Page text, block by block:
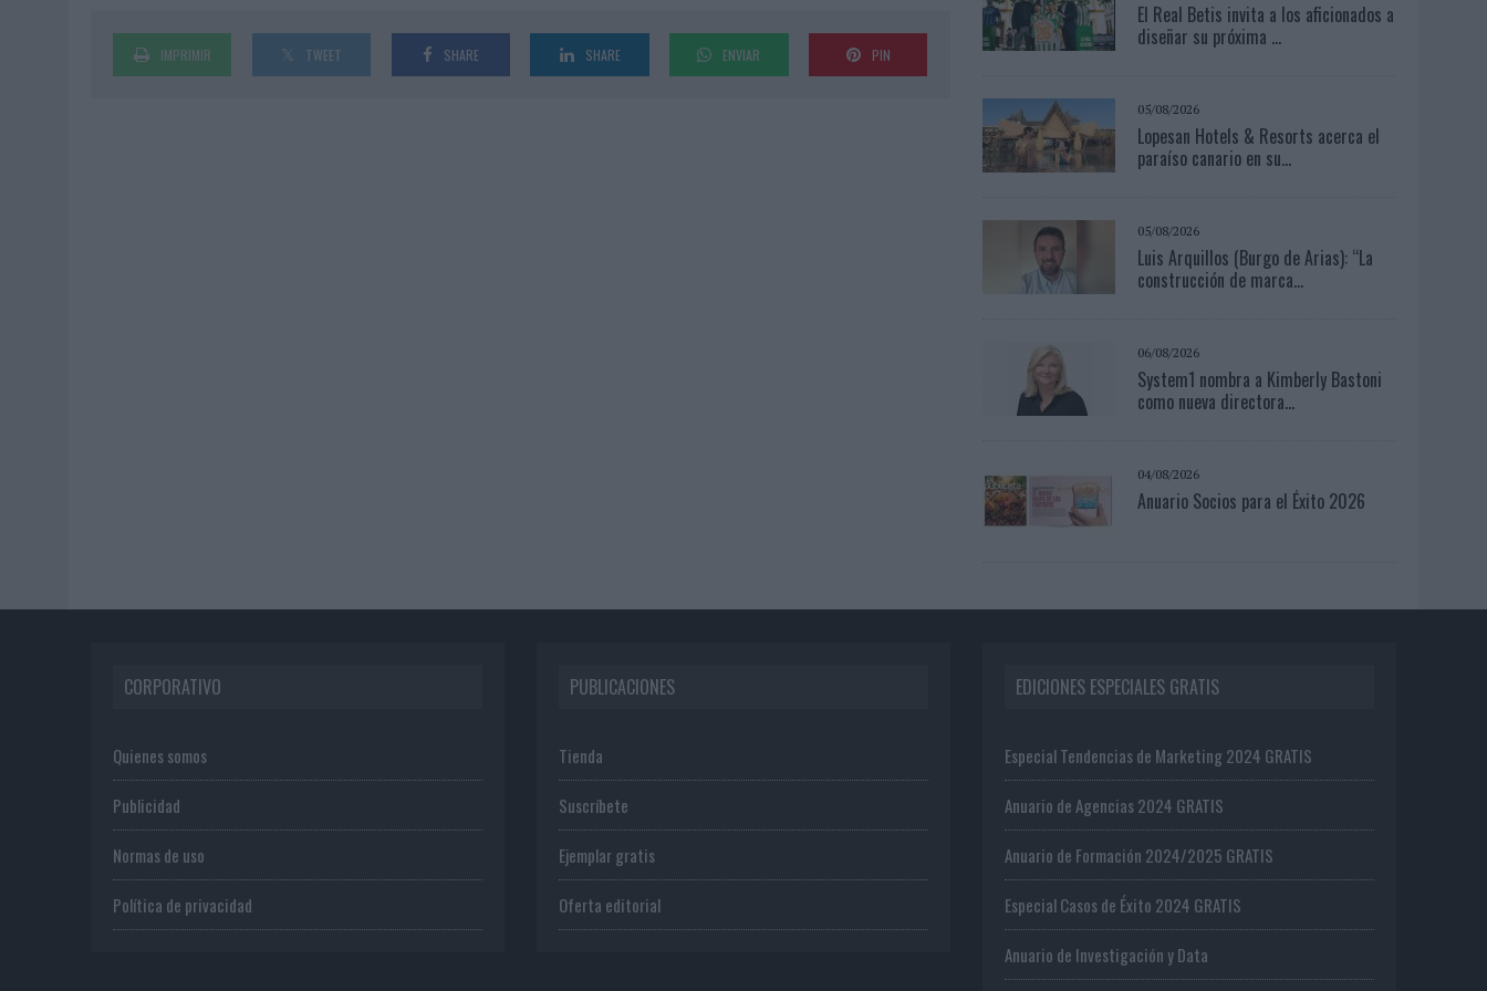
IMPRIMIR TWEET SHARE SHARE ENVIAR PIN
El Real Betis invita a los aficionados a
diseñar su próxima ...
05/08/2026
Lopesan Hotels & Resorts acerca el
paraíso canario en su...
05/08/2026
Luis Arquillos (Burgo de Arias): “La
construcción de marca...
06/08/2026
System1 nombra a Kimberly Bastoni
como nueva directora...
04/08/2026
Anuario Socios para el Éxito 2026
CORPORATIVO
Quienes somos
Publicidad
Normas de uso
Política de privacidad
PUBLICACIONES
Tienda
Suscríbete
Ejemplar gratis
Oferta editorial
EDICIONES ESPECIALES GRATIS
Especial Tendencias de Marketing 2024 GRATIS
Anuario de Agencias 2024 GRATIS
Anuario de Formación 2024/2025 GRATIS
Especial Casos de Éxito 2024 GRATIS
Anuario de Investigación y Data